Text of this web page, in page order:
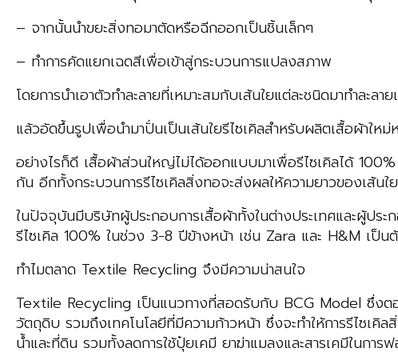
– จากนั้นนำขยะสิ่งทอมาตัดหรือฉีกออกเป็นชิ้นเล็กๆ
– ทำการคัดแยกเฉดสีเพื่อเข้าสู่กระบวนการแปลงสภาพ
โดยการนำเอาตัวทำละลายที่เหมาะสมกับเส้นใยแต่ละชนิดมาทำละ
แล้วอัดขึ้นรูปเพื่อนำมาปั่นเป็นเส้นใยรีไซเคิลสำหรับผลิตเสื้อผ้าใ
อย่างไรก็ดี เสื้อผ้าส่วนใหญ่ไม่ได้ออกแบบมาเพื่อรีไซเคิลได้
กัน อีกทั้งกระบวนการรีไซเคิลสิ่งทอจะส่งผลให้ความยาวของเส้
ในปัจจุบันมีบริษัทผู้ประกอบการเสื้อผ้าทั้งในต่างประเทศและผู้ปร
รีไซเคิล 100% ในช่วง 3-8 ปีข้างหน้า เช่น Zara และ H&M เป็น
ทำไมตลาด Textile Recycling จึงมีความน่าสนใจ
Textile Recycling เป็นแนวทางที่สอดรับกับ BCG Model ซึ่งต
วัตถุดิบ รวมถึงเทคโนโลยีที่มีความก้าวหน้า ซึ่งจะทำให้การรีไซเ
น้ำและที่ดิน รวมทั้งลดการใช้ปุ๋ยเคมี ยาฆ่าแมลงและสารเคมีในการ